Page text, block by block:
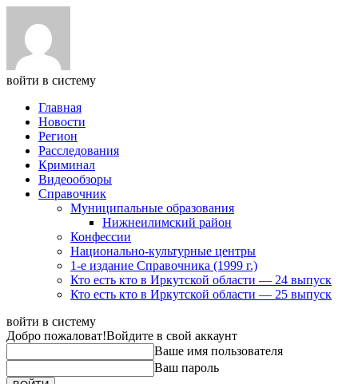
войти в систему
Главная
Новости
Регион
Расследования
Криминал
Видеообзоры
Справочник
Муниципальные образования
Нижнеилимский район
Конфессии
Национально-культурные центры
1-е издание Справочника (1999 г.)
Кто есть кто в Иркутской области — 24 выпуск
Кто есть кто в Иркутской области — 25 выпуск
войти в систему
Добро пожаловат!Войдите в свой аккаунт
Ваше имя пользователя
Ваш пароль